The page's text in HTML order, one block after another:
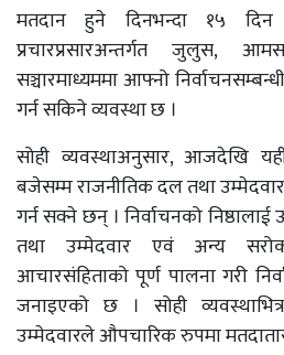
मतदान हुने दिनभन्दा १५ दिन
प्रचारप्रसारअन्तर्गत जुलुस,
सञ्चारमाध्यममा आफ्नो
गर्न सकिने व्यवस्था छ ।
सोही व्यवस्थाअनुसार, आजदेखि
बजेसम्म राजनीतिक दल तथा
गर्न सक्ने छन् । निर्वाचनको
तथा उम्मेदवार एवं अन्य
आचारसंहिताको पूर्ण पालना गरी
जनाइएको छ । सोही
उम्मेदवारले औपचारिक रुपमा